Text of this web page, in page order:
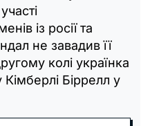
із росії та
не завадив її
колі українка
Біррелл у